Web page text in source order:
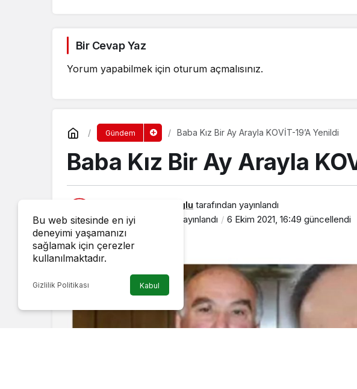
Bir Cevap Yaz
Yorum yapabilmek için oturum açmalısınız.
Gündem Baba Kız Bir Ay Arayla KOVİT-19’A Yenildi
Baba Kız Bir Ay Arayla
Erkan Demirturkoglu tarafından yayınlandı
6 Ekim 2021, 16:49
yayınlandı 6 Ekim 2021, 16:49 güncellendi
Bu web sitesinde en iyi
deneyimi yaşamanızı
sağlamak için çerezler
kullanılmaktadır.
Gizlilik Politikası Kabul